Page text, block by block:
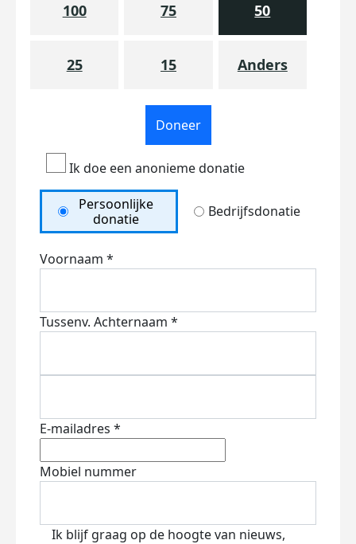
100 75 50
25 15 Anders
Doneer
Ik doe een anonieme donatie
Persoonlijke
donatie
Bedrijfsdonatie
Voornaam *
Tussenv. Achternaam *
E-mailadres *
Mobiel nummer
Ik blijf graag op de hoogte van nieuws,